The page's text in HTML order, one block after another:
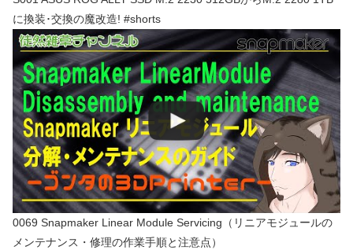
に換装･交換の魔改造! #shorts
0069 Snapmaker Linear Module Servicing（リニアモジュールの
メンテナンス・修理の作業手順と注意点）